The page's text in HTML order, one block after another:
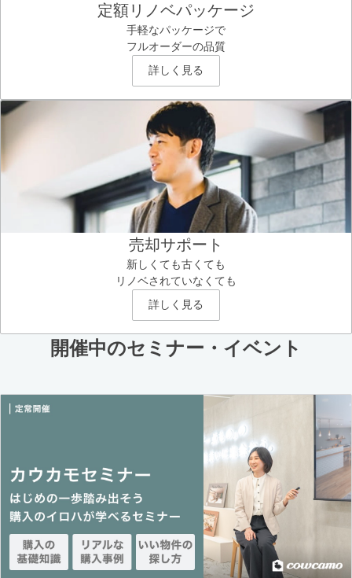
定額リノベパッケージ
手軽なパッケージで
フルオーダーの品質
詳しく見る
売却サポート
新しくても古くても
リノベされていなくても
詳しく見る
開催中のセミナー・イベント